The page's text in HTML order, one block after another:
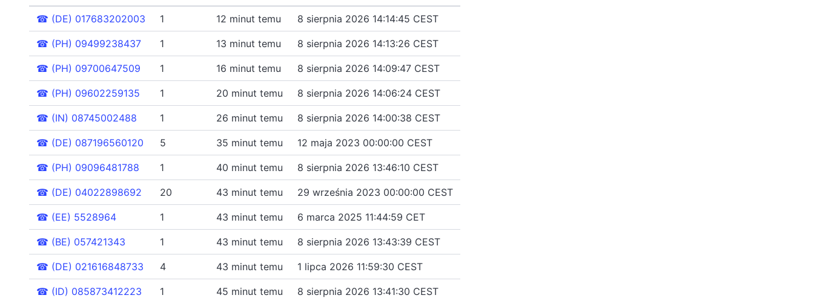
☎ (DE) 017683202003 1 12 minut temu 8 sierpnia 2026 14:14:45 CEST
☎ (PH) 09499238437 1 13 minut temu 8 sierpnia 2026 14:13:26 CEST
☎ (PH) 09700647509 1 16 minut temu 8 sierpnia 2026 14:09:47 CEST
☎ (PH) 09602259135 1 20 minut temu 8 sierpnia 2026 14:06:24 CEST
☎ (IN) 08745002488 1 26 minut temu 8 sierpnia 2026 14:00:38 CEST
☎ (DE) 087196560120 5 35 minut temu 12 maja 2023 00:00:00 CEST
☎ (PH) 09096481788 1 40 minut temu 8 sierpnia 2026 13:46:10 CEST
☎ (DE) 04022898692 20 43 minut temu 29 września 2023 00:00:00 CEST
☎ (EE) 5528964 1 43 minut temu 6 marca 2025 11:44:59 CET
☎ (BE) 057421343 1 43 minut temu 8 sierpnia 2026 13:43:39 CEST
☎ (DE) 021616848733 4 43 minut temu 1 lipca 2026 11:59:30 CEST
☎ (ID) 085873412223 1 45 minut temu 8 sierpnia 2026 13:41:30 CEST